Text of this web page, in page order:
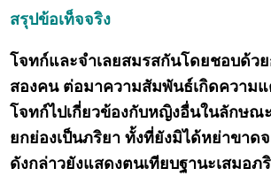
สรุปข้อเท็จจริง
โจทก์และจำเลยสมรสกันโดยชอบด้ว
สองคน ต่อมาความสัมพันธ์เกิดความแ
โจทก์ไปเกี่ยวข้องกับหญิงอื่นในลักษณ
ยกย่องเป็นภริยา ทั้งที่ยังมิได้หย่าขาด
ดังกล่าวยังแสดงตนเทียบฐานะเสมอภ